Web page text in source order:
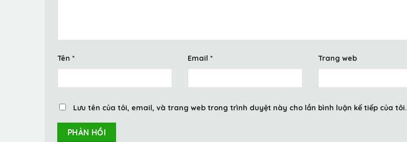
Tên * Email * Trang web
Lưu tên của tôi, email, và trang web trong trình duyệt này cho lần bình luận kế tiếp của tôi.